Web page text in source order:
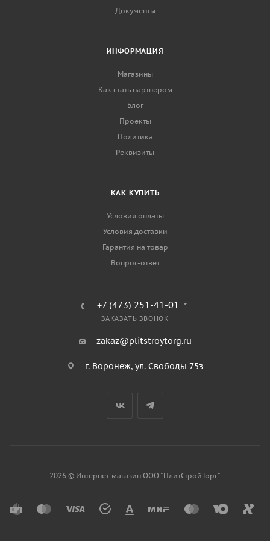
Документы
ИНФОРМАЦИЯ
Магазины
Как стать партнером
Блог
Проекты
Политика
Реквизиты
КАК КУПИТЬ
Условия оплаты
Условия доставки
Гарантия на товар
Вопрос-ответ
+7 (473) 251-41-01
ЗАКАЗАТЬ ЗВОНОК
zakaz@plitstroytorg.ru
г. Воронеж, ул. Свободы 75з
2026 © Интернет-магазин ООО "ПлитСтройТорг"